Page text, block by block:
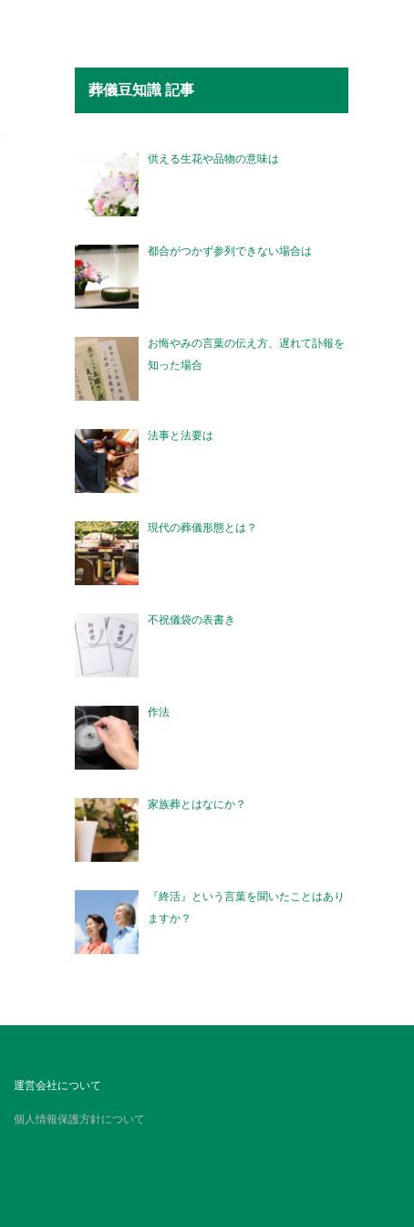
葬儀豆知識 記事
供える生花や品物の意味は
都合がつかず参列できない場合は
お悔やみの言葉の伝え方、遅れて訃報を
知った場合
法事と法要は
現代の葬儀形態とは？
不祝儀袋の表書き
作法
家族葬とはなにか？
『終活』という言葉を聞いたことはあり
ますか？
運営会社について
個人情報保護方針について